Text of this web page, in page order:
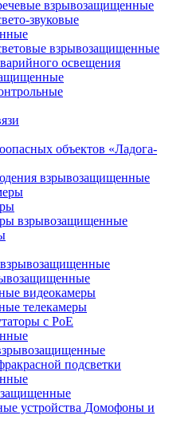
взрывозащищенные
звуковые
взрывозащищенные
освещения
объектов «Ладога-
взрывозащищенные
взрывозащищенные
видеокамеры
телекамеры
с РоЕ
подсветки
Домофоны и